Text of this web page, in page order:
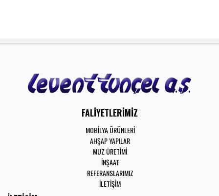
FALİYETLERİMİZ
MOBİLYA ÜRÜNLERİ
AHŞAP YAPILAR
MUZ ÜRETİMİ
İNŞAAT
REFERANSLARIMIZ
İLETİŞİM